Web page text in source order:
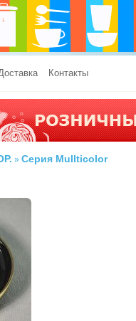
Контакты
» Серия Mullticolor